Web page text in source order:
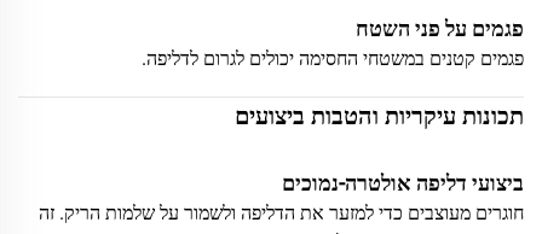
פגמים על פני השטח
פגמים קטנים במשטחי החסימה יכולים לגרום לדליפה.
תכונות עיקריות והטבות ביצועים
ביצועי דליפה אולטרה-נמוכים
חוגרים מעוצבים כדי למזער את הדליפה ולשמור על שלמות הריק. זה